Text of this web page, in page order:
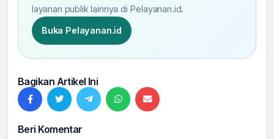
layanan publik lainnya di Pelayanan.id.
Buka Pelayanan.id
Bagikan Artikel Ini
Beri Komentar